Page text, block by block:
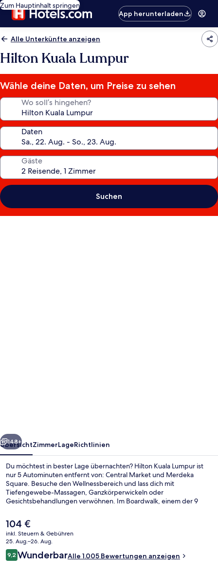
Zum Hauptinhalt springen
App herunterladen
Alle Unterkünfte anzeigen
Hilton Kuala Lumpur
Wähle deine Daten, um Preise zu sehen
Wo soll’s hingehen?
Daten
Gäste
Suchen
Weiter
148+
ÜbersichtZimmerLageRichtlinien
Du möchtest in bester Lage übernachten? Hilton Kuala Lumpur ist
nur 5 Autominuten entfernt von: Central Market und Merdeka
Square. Besuche den Wellnessbereich und lass dich mit
Tiefengewebe-Massagen, Ganzkörperwickeln oder
Gesichtsbehandlungen verwöhnen. Im Boardwalk, einem der 9
serviert. Als weitere Highlights bietet dieses Hotel im luxuriösen Stil
einen Außenpool, eine Poolbar und einen Fitnessbereich. Das
hilfsbereite Personal und der allgemeine Zustand erhalten gute
Bewertungen von anderen Reisenden. Die öffentlichen
Verkehrsmittel sind nur einen kurzen Fußmarsch entfernt: Zur
Monorail-Station KL Sentral sind es 6 Minuten und zur Monorail-
Der
aktuelle
Preis
beträgt
104 €.
104 €
inkl. Steuern & Gebühren
25. Aug.–26. Aug.
Bewertungen
9,29,2 von 10.
WunderbarAlle 1.005 Bewertungen anzeigen